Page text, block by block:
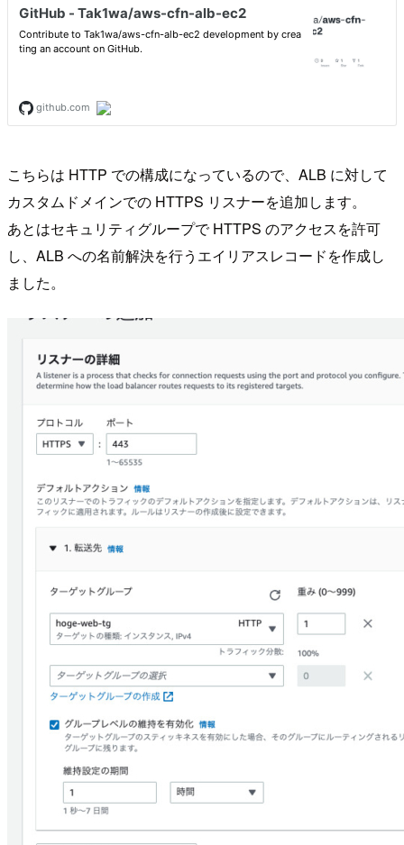
こちらは HTTP での構成になっているので、ALB に対して
カスタムドメインでの HTTPS リスナーを追加します。
あとはセキュリティグループで HTTPS のアクセスを許可
し、ALB への名前解決を行うエイリアスレコードを作成し
ました。